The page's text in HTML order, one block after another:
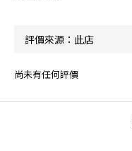
尚未有任何評價